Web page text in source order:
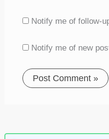
Notify me of follow-
Notify me of new